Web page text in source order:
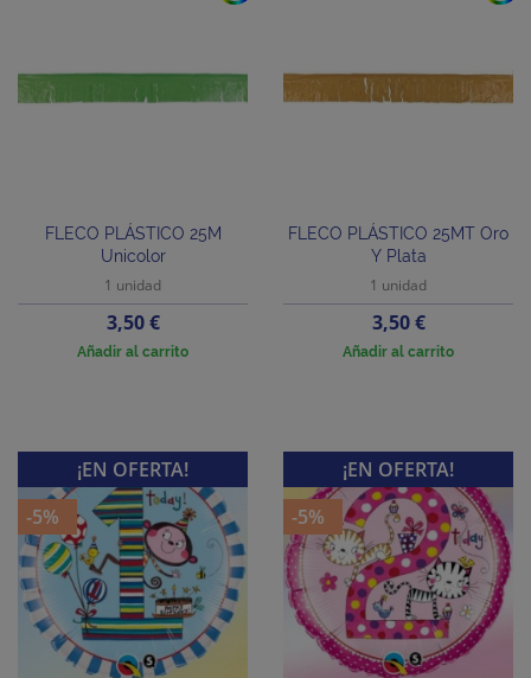
FLECO PLÁSTICO 25M
Unicolor
1 unidad
Precio
3,50 €
Añadir al carrito
FLECO PLÁSTICO 25MT Oro
Y Plata
1 unidad
Precio
3,50 €
Añadir al carrito
¡EN OFERTA!
-5%
¡EN OFERTA!
-5%